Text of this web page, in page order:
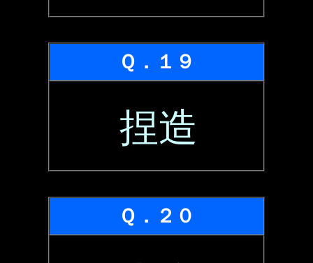
Ｑ．１９
捏造
Ｑ．２０